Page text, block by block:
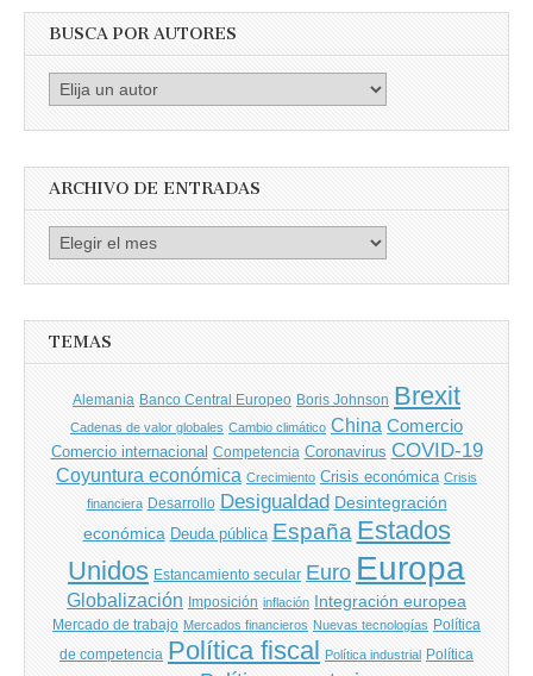
BUSCA POR AUTORES
Busca
ARCHIVO DE ENTRADAS
Archivo
TEMAS
Alemania Banco Central Europeo Boris Johnson Brexit
Cadenas de valor globales Cambio climático China Comercio
Comercio internacional Competencia Coronavirus COVID-19
Coyuntura económica Crecimiento Crisis económica Crisis
financiera
Desarrollo Desigualdad Desintegración
económica Deuda pública España Estados
Unidos Estancamiento secular Euro Europa
Globalización Imposición inflación Integración europea
Mercado de trabajo Mercados financieros Nuevas tecnologías Política
de competencia Política fiscal Política industrial
Política